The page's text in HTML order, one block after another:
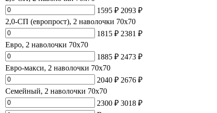
1595 ₽ 2093 ₽
2,0-СП (европрост), 2 наволочки 70x70
1815 ₽ 2381 ₽
Евро, 2 наволочки 70x70
1885 ₽ 2473 ₽
Евро-макси, 2 наволочки 70x70
2040 ₽ 2676 ₽
Семейный, 2 наволочки 70x70
2300 ₽ 3018 ₽